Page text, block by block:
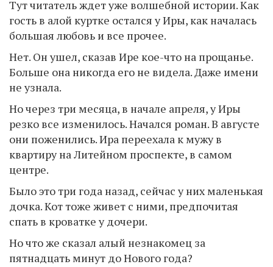
Тут читатель ждет уже волшебной истории. Как
гость в алой куртке остался у Иры, как началась
большая любовь и все прочее.
Нет. Он ушел, сказав Ире кое-что на прощанье.
Больше она никогда его не видела. Даже имени
не узнала.
Но через три месяца, в начале апреля, у Иры
резко все изменилось. Начался роман. В августе
они поженились. Ира переехала к мужу в
квартиру на Литейном проспекте, в самом
центре.
Было это три года назад, сейчас у них маленькая
дочка. Кот тоже живет с ними, предпочитая
спать в кроватке у дочери.
Но что же сказал алый незнакомец за
пятнадцать минут до Нового года?